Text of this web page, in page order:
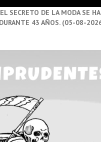
SECRETO DE LA MODA SE
43 AÑOS. (05-08-